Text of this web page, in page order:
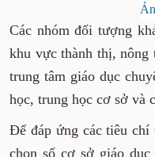
Các nhóm đối tượng
khu vực thành thị, nông
trung tâm giáo dục
học, trung học cơ sở và
Để đáp ứng các tiêu
chọn số cơ sở giáo